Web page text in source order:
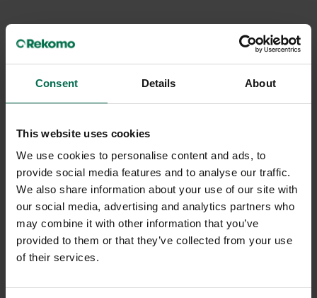
Consent Details About
This website uses cookies
We use cookies to personalise content and ads, to
provide social media features and to analyse our traffic.
We also share information about your use of our site with
our social media, advertising and analytics partners who
may combine it with other information that you’ve
provided to them or that they’ve collected from your use
of their services.
Luxo
Begagnad
Skrivbordslampa Motus
1600 kr
Hyr från 43kr /mån
24 i lager
Luxo
Begagnad
Skrivbordslampa Motus
1600 kr
2 i lager